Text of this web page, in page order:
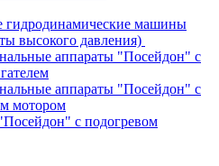
гидродинамические машины
высокого давления)
аппараты "Посейдон" с
аппараты "Посейдон" с
мотором
с подогревом